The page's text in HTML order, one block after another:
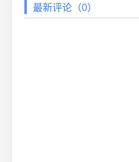
最新评论（0）